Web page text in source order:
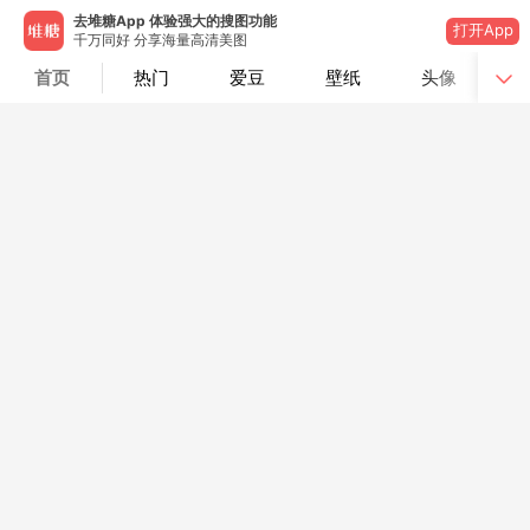
去堆糖App 体验强大的搜图功能
千万同好 分享海量高清美图
打开App
首页 热门 爱豆 壁纸 头像